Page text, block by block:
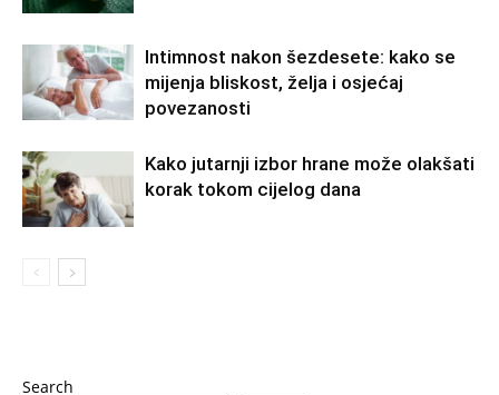
Intimnost nakon šezdesete: kako se
mijenja bliskost, želja i osjećaj
povezanosti
Kako jutarnji izbor hrane može olakšati
korak tokom cijelog dana
Search